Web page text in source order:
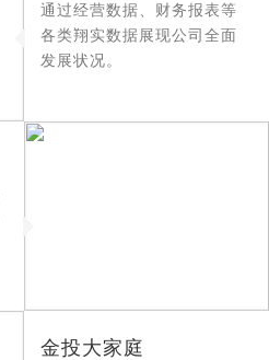
通过经营数据、财务报表等
各类翔实数据展现公司全面
发展状况。
金投大家庭